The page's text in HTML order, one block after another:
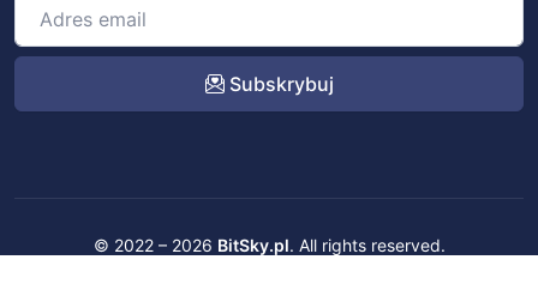
Subskrybuj
© 2022 – 2026 BitSky.pl. All rights reserved.